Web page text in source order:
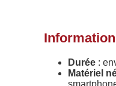
Durée:
Matériel